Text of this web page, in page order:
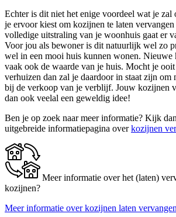
Echter is dit niet het enige voordeel wat je zal
je ervoor kiest om kozijnen te laten
volledige uitstraling van je woonhuis gaat er
Voor jou als bewoner is dit natuurlijk wel zo
wel in een mooi huis kunnen wonen. Nieuwe
vaak ook de waarde van je huis. Mocht je
verhuizen dan zal je daardoor in staat zijn om
bij de verkoop van je verblijf. Jouw kozijnen
dan ook veelal een geweldig idee!
Ben je op zoek naar meer informatie? Kijk
uitgebreide informatiepagina overkozijnen
Meer informatie over het (laten)
kozijnen?
Meer informatie over kozijnen laten vervangen